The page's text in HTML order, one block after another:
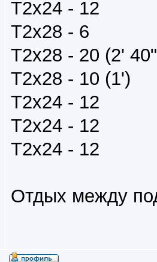
Т2х24 - 12
Т2х28 - 6
Т2х28 - 20 (2'
Т2х28 - 10 (1')
Т2х24 - 12
Т2х24 - 12
Т2х24 - 12
Отдых между